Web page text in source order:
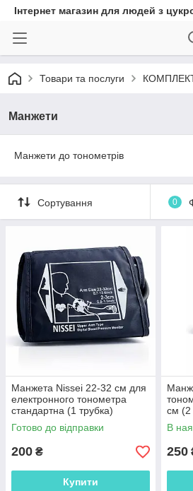
Інтернет магазин для людей з
Товари та послуги
Манжети
Манжети до тонометрів
Сортування 0
Манжета Nissei 22-32 см для
електронного тонометра
стандартна (1 трубка)
Готово до відправки
200 ₴
Купити
см (2
В
250